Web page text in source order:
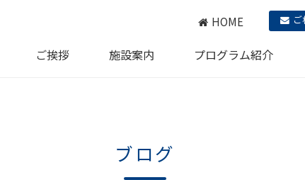
HOME
ご挨拶 施設案内 プログラム紹介
ブログ